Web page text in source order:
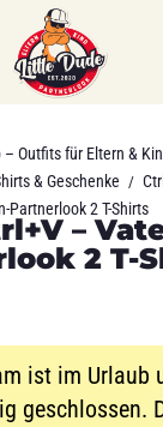
– Outfits für Eltern &
& Geschenke /
Partnerlook 2 T-Shirts
–
2 T-
ist im Urlaub
geschlossen.